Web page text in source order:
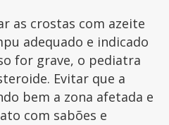
as crostas com azeite
adequado e indicado
for grave, o pediatra
Evitar que a
bem a zona afetada e
com sabões e